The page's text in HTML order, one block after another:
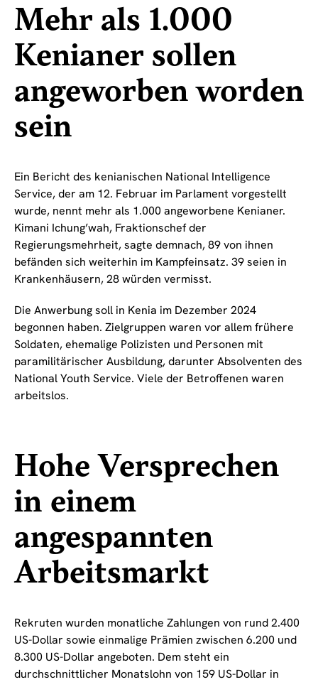
Mehr als 1.000
Kenianer sollen
angeworben worden
sein
Ein Bericht des kenianischen National Intelligence
Service, der am 12. Februar im Parlament vorgestellt
wurde, nennt mehr als 1.000 angeworbene Kenianer.
Kimani Ichung’wah, Fraktionschef der
Regierungsmehrheit, sagte demnach, 89 von ihnen
befänden sich weiterhin im Kampfeinsatz. 39 seien in
Krankenhäusern, 28 würden vermisst.
Die Anwerbung soll in Kenia im Dezember 2024
begonnen haben. Zielgruppen waren vor allem frühere
Soldaten, ehemalige Polizisten und Personen mit
paramilitärischer Ausbildung, darunter Absolventen des
National Youth Service. Viele der Betroffenen waren
arbeitslos.
Hohe Versprechen
in einem
angespannten
Arbeitsmarkt
Rekruten wurden monatliche Zahlungen von rund 2.400
US-Dollar sowie einmalige Prämien zwischen 6.200 und
8.300 US-Dollar angeboten. Dem steht ein
durchschnittlicher Monatslohn von 159 US-Dollar in